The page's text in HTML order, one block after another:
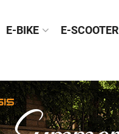
E-BIKE E-SCOOTER